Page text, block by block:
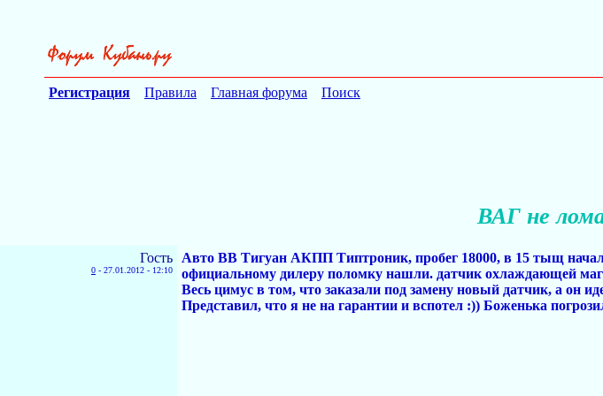
Регистрация Правила Главная форума Поиск
ВАГ не
Гость
0 - 27.01.2012 - 12:10
Авто ВВ Тигуан АКПП Типтроник, пробег 18000, в 15 тыщ
официальному дилеру поломку нашли. датчик охлаждающей
Весь цимус в том, что заказали под замену новый датчик, а он
Представил, что я не на гарантии и вспотел :)) Боженька